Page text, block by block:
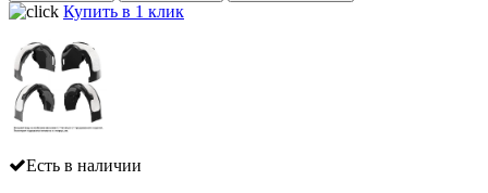
Купить в 1 клик
Есть в наличии